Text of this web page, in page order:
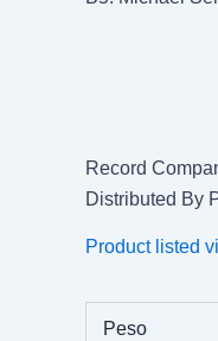
Record
Distributed By
Product listed
Peso